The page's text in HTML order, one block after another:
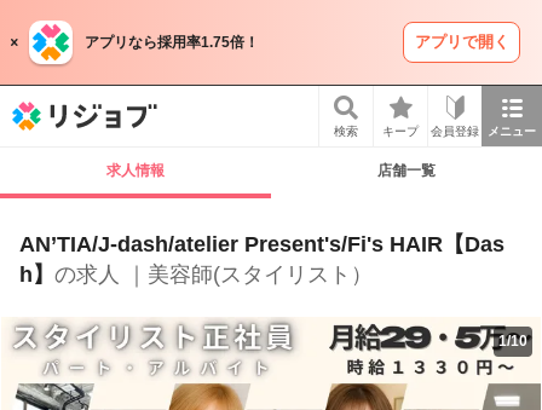
アプリなら採用率1.75倍！ アプリで開く
検索 キープ 会員登録 メニュー
求人情報 店舗一覧
AN’TIA/J-dash/atelier Present's/Fi's HAIR【Das
h】 の求人 ｜美容師(スタイリスト）
1/10